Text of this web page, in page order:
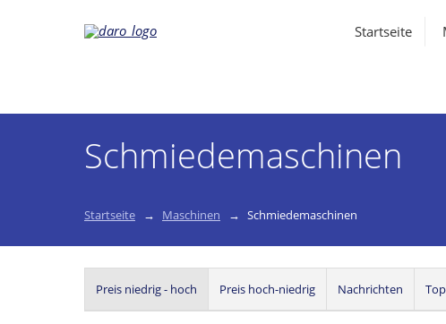
Startseite
Schmiedemaschinen
Startseite Maschinen Schmiedemaschinen
Preis niedrig - hoch Preis hoch-niedrig Nachrichten